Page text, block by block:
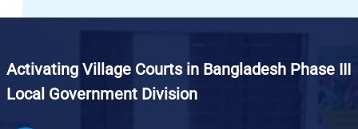
Activating Village Courts in Bangladesh Phase III
Local Government Division